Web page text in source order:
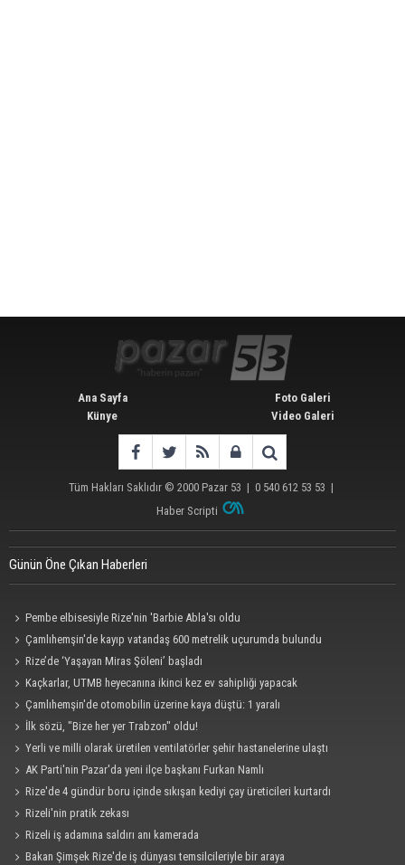
Ana Sayfa
Künye
Foto Galeri
Video Galeri
Tüm Hakları Saklıdır © 2000 Pazar 53 | 0 540 612 53 53 |
Haber Scripti
Günün Öne Çıkan Haberleri
Pembe elbisesiyle Rize'nin 'Barbie Abla'sı oldu
Çamlıhemşin'de kayıp vatandaş 600 metrelik uçurumda bulundu
Rize’de ‘Yaşayan Miras Şöleni’ başladı
Kaçkarlar, UTMB heyecanına ikinci kez ev sahipliği yapacak
Çamlıhemşin'de otomobilin üzerine kaya düştü: 1 yaralı
İlk sözü, "Bize her yer Trabzon" oldu!
Yerli ve milli olarak üretilen ventilatörler şehir hastanelerine ulaştı
AK Parti'nin Pazar'da yeni ilçe başkanı Furkan Namlı
Rize'de 4 gündür boru içinde sıkışan kediyi çay üreticileri kurtardı
Rizeli'nin pratik zekası
Rizeli iş adamına saldırı anı kamerada
Bakan Şimşek Rize'de iş dünyası temsilcileriyle bir araya